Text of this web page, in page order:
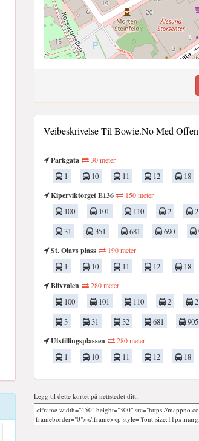
Veibeskrivelse Til Bowie.no Med
Parkgata 30 meter
1 10 11 12 18
Kiperviktorget E136
150 meter
100 101 110 2
31
351 681 690
St. Olavs plass
190 meter
1 10 11 12 18
Blixvalen
280 meter
100 101 110 2
3
31 32 681 905
Utstillingsplassen
280 meter
1 10 11 12 18
Legg til dette kortet på nettstedet ditt;